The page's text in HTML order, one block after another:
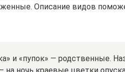
Описание видов
и «пупок» — родственные.